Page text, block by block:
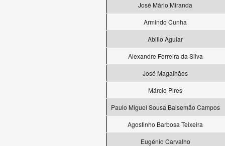
José Mário Miranda
Armindo Cunha
Abilio Aguiar
Alexandre Ferreira da Silva
José Magalhães
Márcio Pires
Paulo Miguel Sousa Balsemão Campos
Agostinho Barbosa Teixeira
Eugénio Carvalho